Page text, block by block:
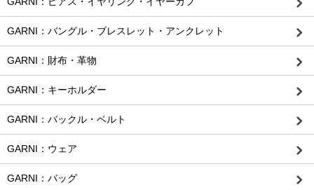
GARNI：バングル・ブレスレット・アンクレット
GARNI：財布・革物
GARNI：キーホルダー
GARNI：バックル・ベルト
GARNI：ウェア
GARNI：バッグ